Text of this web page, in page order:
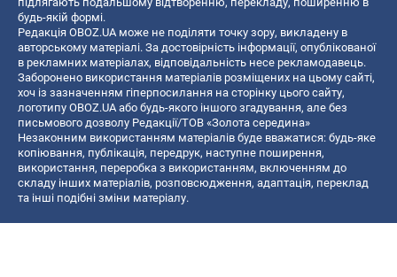
будь-якій формі.
Редакція OBOZ.UA може не поділяти точку зору, викладену в
авторському матеріалі. За достовірність інформації, опублікованої
в рекламних матеріалах, відповідальність несе рекламодавець.
Заборонено використання матеріалів розміщених на цьому сайті,
хоч із зазначенням гіперпосилання на сторінку цього сайту,
логотипу OBOZ.UA або будь-якого іншого згадування, але без
письмового дозволу Редакції/ТОВ «Золота середина»
Незаконним використанням матеріалів буде вважатися: будь-яке
копiювання, публiкацiя, передрук, наступне поширення,
використання, переробка з використанням, включенням до
складу інших матеріалів, розповсюдження, адаптація, переклад
та інші подібні зміни матеріалу.